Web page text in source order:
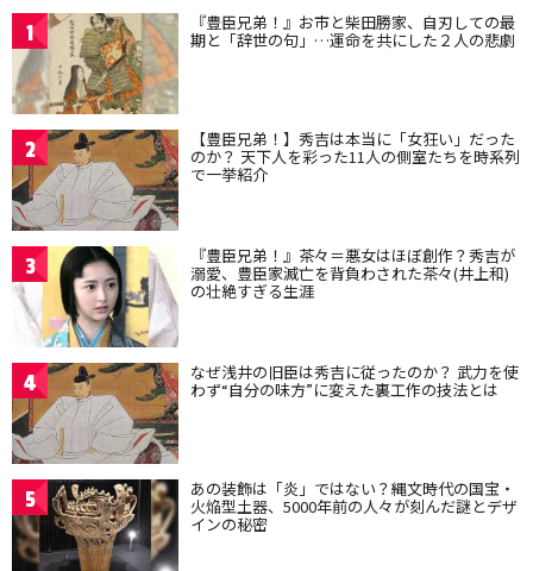
1 『豊臣兄弟！』お市と柴田勝家、自刃しての最
期と「辞世の句」…運命を共にした２人の悲劇
2 【豊臣兄弟！】秀吉は本当に「女狂い」だった
のか？ 天下人を彩った11人の側室たちを時系列
で一挙紹介
3 『豊臣兄弟！』茶々＝悪女はほぼ創作？秀吉が
溺愛、豊臣家滅亡を背負わされた茶々(井上和)
の壮絶すぎる生涯
4 なぜ浅井の旧臣は秀吉に従ったのか？ 武力を使
わず“自分の味方”に変えた裏工作の技法とは
5 あの装飾は「炎」ではない？縄文時代の国宝・
火焔型土器、5000年前の人々が刻んだ謎とデザ
インの秘密